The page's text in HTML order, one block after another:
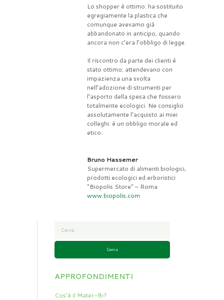
Lo shopper è ottimo: ha sostituito
egregiamente la plastica che
comunque avevamo già
abbandonato in anticipo, quando
ancora non c’era l’obbligo di legge.
Il riscontro da parte dei clienti è
stato ottimo; attendevano con
impazienza una svolta
nell’adozione di strumenti per
l’asporto della spesa che fossero
totalmente ecologici. Ne consiglio
assolutamente l’acquisto ai miei
colleghi: è un obbligo morale ed
etico.
Bruno Hassemer
Supermercato di alimenti biologici,
prodotti ecologici ed erboristici
"Biopolis Store" – Roma
www.biopolis.com
Cerca
APPROFONDIMENTI
Cos’è il Mater-Bi?